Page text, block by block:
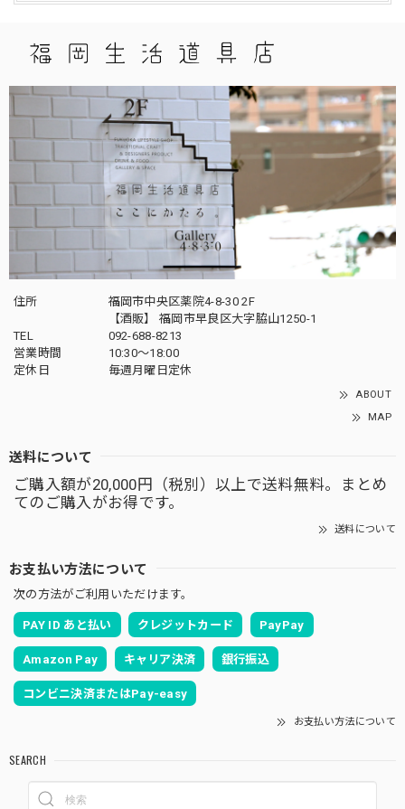
住所
福岡市中央区薬院4-8-30 2F
【酒販】 福岡市早良区大字脇山1250-1
TEL
092-688-8213
営業時間
10:30～18:00
定休日
毎週月曜日定休
ABOUT
MAP
送料について
ご購入額が20,000円（税別）以上で送料無料。まとめ
てのご購入がお得です。
送料について
お支払い方法について
次の方法がご利用いただけます。
PAY ID あと払い クレジットカード PayPay
Amazon Pay キャリア決済 銀行振込
コンビニ決済またはPay-easy
お支払い方法について
SEARCH